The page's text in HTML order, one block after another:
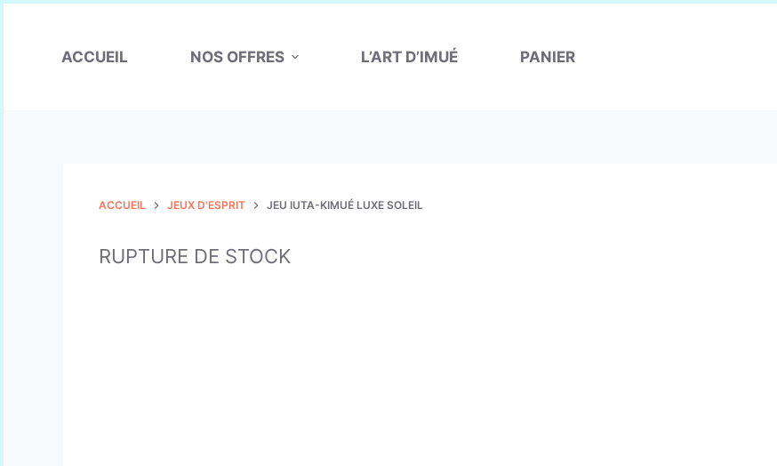
ACCUEIL NOS OFFRES L’ART D’IMUÉ PANIER
ACCUEIL JEUX D'ESPRIT JEU IUTA-KIMUÉ LUXE SOLEIL
RUPTURE DE STOCK